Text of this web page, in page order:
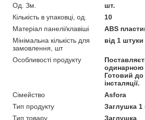
Од. Зм.
шт.
Кількість в упаковці, од.
10
Матеріал панелі/клавіші
ABS
Мінімальна кількість для
замовлення, шт
від 1 штуки
Особливості продукту
Готовий до
інсталяції.
Сімейство
Asfora
Тип продукту
Заглушка 1
Тип товару
Заглушка